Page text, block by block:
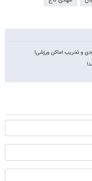
و تخریب اماکن ورزشی!